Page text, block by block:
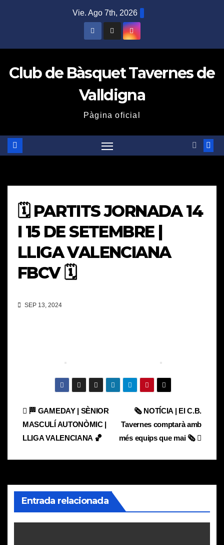
Vie. Ago 7th, 2026
Club de Bàsquet Tavernes de
Valldigna
Pàgina oficial
🗓️ PARTITS JORNADA 14
I 15 DE SETEMBRE |
LLIGA VALENCIANA
FBCV 🗓️
SEP 13, 2024
Navegación
de
entradas
🗞️ NOTÍCIA | El C.B.
Tavernes comptarà amb
més equips que mai 🗞️
🏁 GAMEDAY | SÈNIOR
MASCULÍ AUTONÒMIC |
LLIGA VALENCIANA 🏀
Entrada relacionada